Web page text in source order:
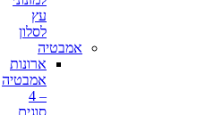
עץ
לסלון
אמבטיה
ארונות
אמבטיה
– 4
סוגים